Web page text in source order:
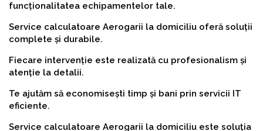
funcționalitatea echipamentelor tale.
Service calculatoare Aerogarii la domiciliu oferă soluții
complete și durabile.
Fiecare intervenție este realizată cu profesionalism și
atenție la detalii.
Te ajutăm să economisești timp și bani prin servicii IT
eficiente.
Service calculatoare Aerogarii la domiciliu este soluția